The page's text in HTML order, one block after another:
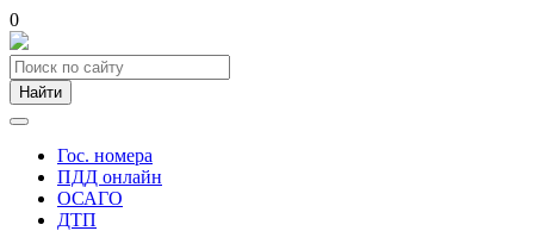
0
Найти
Гос. номера
ПДД онлайн
ОСАГО
ДТП